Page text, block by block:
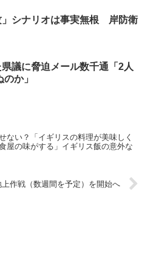
か」
ない？「イギリスの料理が美味しく
屋の味がする」イギリス飯の意外な
作戦（数週間を予定）を開始へ